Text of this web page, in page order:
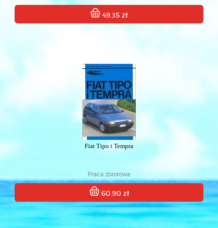
49.35 zł
Fiat Tipo i Tempra
Praca zbiorowa
60.90 zł